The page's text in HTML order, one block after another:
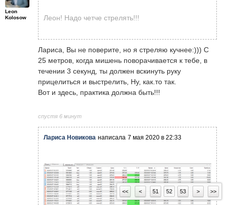
Leon
Kolosow
Леон! Надо четче стрелять!!!
Лариса, Вы не поверите, но я стреляю кучнее:))) С
25 метров, когда мишень поворачивается к тебе, в
течении 3 секунд, ты должен вскинуть руку
прицелиться и выстрелить, Ну, как.то так.
Вот и здесь, практика должна быть!!!
спустя 6 минут
Лариса Новикова написала 7 мая 2020 в 22:33
<< < 51 52 53 > >>